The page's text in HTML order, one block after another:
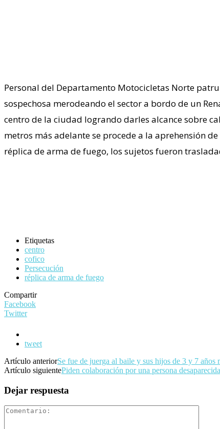
Personal del Departamento Motocicletas Norte
sospechosa merodeando el sector a bordo de un
centro de la ciudad logrando darles alcance sobre
metros más adelante se procede a la aprehensión
réplica de arma de fuego, los sujetos fueron
Etiquetas
centro
cofico
Persecución
réplica de arma de fuego
Compartir
Facebook
Twitter
tweet
Artículo anteriorSe fue de juerga al baile y sus hijos de 3 y 7
Artículo siguientePiden colaboración por una persona
Dejar respuesta